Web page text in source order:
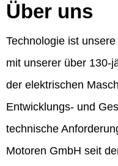
Über uns
Technologie ist
mit unserer über 130-
der elektrischen
Entwicklungs- und
technische
Motoren GmbH seit